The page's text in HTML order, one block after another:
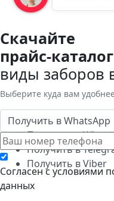
Скачайте
прайс-каталог
виды заборов
Выберите куда вам
Получить в WhatsApp
Получить в
Получить в
Получить в Viber
Cогласен с условиями
данных